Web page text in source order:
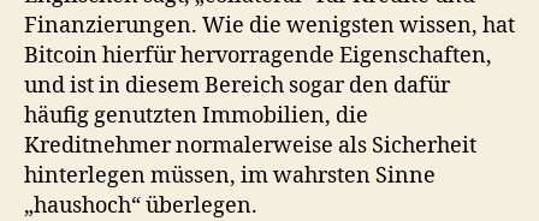
Finanzierungen. Wie die wenigsten wissen, hat
Bitcoin hierfür hervorragende Eigenschaften,
und ist in diesem Bereich sogar den dafür
häufig genutzten Immobilien, die
Kreditnehmer normalerweise als Sicherheit
hinterlegen müssen, im wahrsten Sinne
„haushoch“ überlegen.